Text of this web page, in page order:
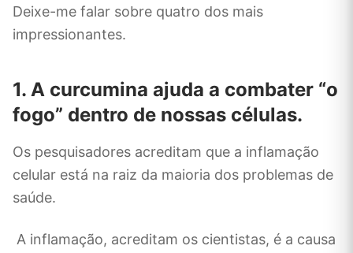
Deixe-me falar sobre quatro dos mais
impressionantes.
1. A curcumina ajuda a combater “o
fogo” dentro de nossas células.
Os pesquisadores acreditam que a inflamação
celular está na raiz da maioria dos problemas de
saúde.
A inflamação, acreditam os cientistas, é a causa